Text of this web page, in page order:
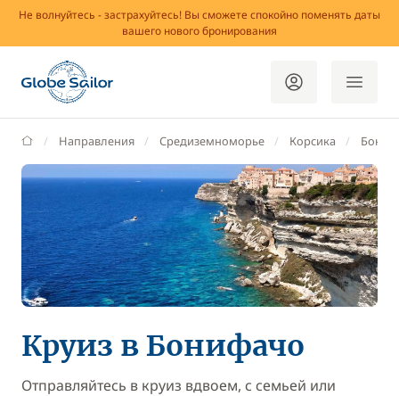
Не волнуйтесь - застрахуйтесь! Вы сможете спокойно поменять даты
вашего нового бронирования
GlobeSailor
Направления Средиземноморье Корсика
Круиз в Бонифачо
Отправляйтесь в круиз вдвоем, с семьей или